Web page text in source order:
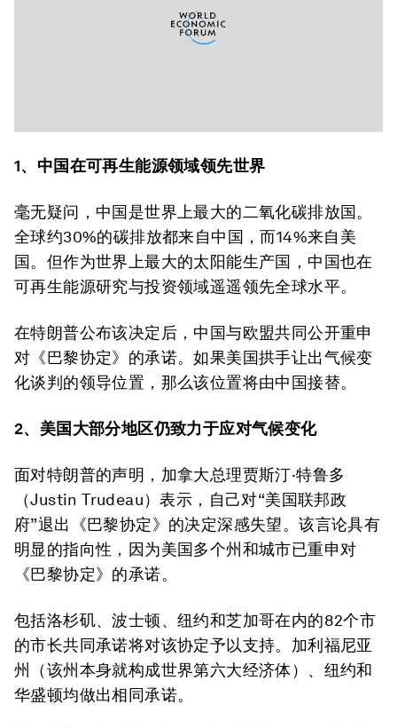
1、中国在可再生能源领域领先世界
毫无疑问，中国是世界上最大的二氧化碳排放国。
全球约30%的碳排放都来自中国，而14%来自美
国。但作为世界上最大的太阳能生产国，中国也在
可再生能源研究与投资领域遥遥领先全球水平。
在特朗普公布该决定后，中国与欧盟共同公开重申
对《巴黎协定》的承诺。如果美国拱手让出气候变
化谈判的领导位置，那么该位置将由中国接替。
2、 美国大部分地区仍致力于应对气候变化
面对特朗普的声明，加拿大总理贾斯汀·特鲁多
（Justin Trudeau）表示，自己对“美国联邦政
府”退出《巴黎协定》的决定深感失望。该言论具有
明显的指向性，因为美国多个州和城市已重申对
《巴黎协定》的承诺。
包括洛杉矶、波士顿、纽约和芝加哥在内的82个市
的市长共同承诺将对该协定予以支持。加利福尼亚
州（该州本身就构成世界第六大经济体）、纽约和
华盛顿均做出相同承诺。